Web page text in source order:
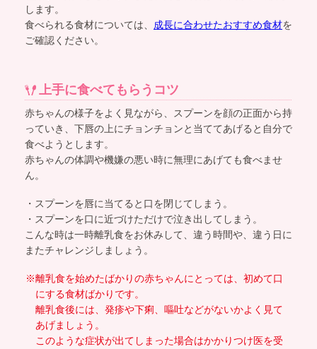
します。
食べられる食材については、 成長に合わせたおすすめ食材を
ご確認ください。
上手に食べてもらうコツ
赤ちゃんの様子をよく見ながら、スプーンを顔の正面から持
っていき、下唇の上にチョンチョンと当ててあげると自分で
食べようとします。
赤ちゃんの体調や機嫌の悪い時に無理にあげても食べませ
ん。
・スプーンを唇に当てると口を閉じてしまう。
・スプーンを口に近づけただけで泣き出してしまう。
こんな時は一時離乳食をお休みして、違う時間や、違う日に
またチャレンジしましょう。
※離乳食を始めたばかりの赤ちゃんにとっては、初めて口
にする食材ばかりです。
離乳食後には、発疹や下痢、嘔吐などがないかよく見て
あげましょう。
このような症状が出てしまった場合はかかりつけ医を受